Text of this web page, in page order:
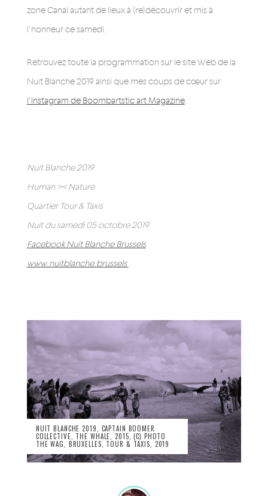
zone Canal autant de lieux à (re)découvrir et mis à
l’honneur ce samedi.
Retrouvez toute la programmation sur le site Web de la
Nuit Blanche 2019 ainsi que mes coups de cœur sur
l’Instagram de Boombartstic art Magazine.
Nuit Blanche 2019
Human >< Nature
Quartier Tour & Taxis
Nuit du samedi 05 octobre 2019
Facebook Nuit Blanche Brussels
www.nuitblanche.brussels
NUIT BLANCHE 2019, CAPTAIN BOOMER
COLLECTIVE, THE WHALE, 2015, (C) PHOTO
THE WAG, BRUXELLES, TOUR & TAXIS, 2019